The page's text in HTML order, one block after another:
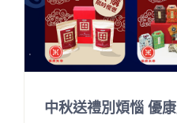
中秋送禮別煩惱 優